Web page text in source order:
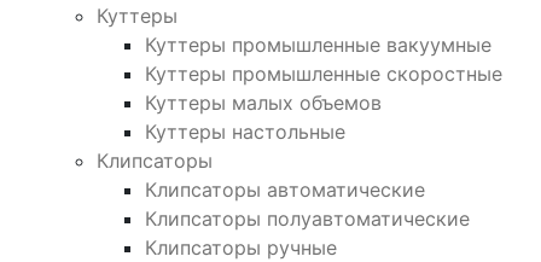
Куттеры
Куттеры промышленные вакуумные
Куттеры промышленные скоростные
Куттеры малых объемов
Куттеры настольные
Клипсаторы
Клипсаторы автоматические
Клипсаторы полуавтоматические
Клипсаторы ручные